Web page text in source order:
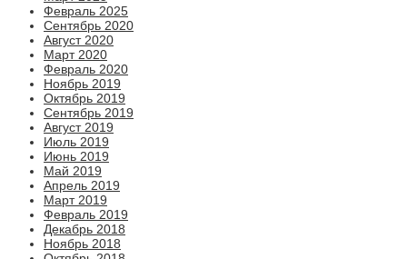
Февраль 2025
Сентябрь 2020
Август 2020
Март 2020
Февраль 2020
Ноябрь 2019
Октябрь 2019
Сентябрь 2019
Август 2019
Июль 2019
Июнь 2019
Май 2019
Апрель 2019
Март 2019
Февраль 2019
Декабрь 2018
Ноябрь 2018